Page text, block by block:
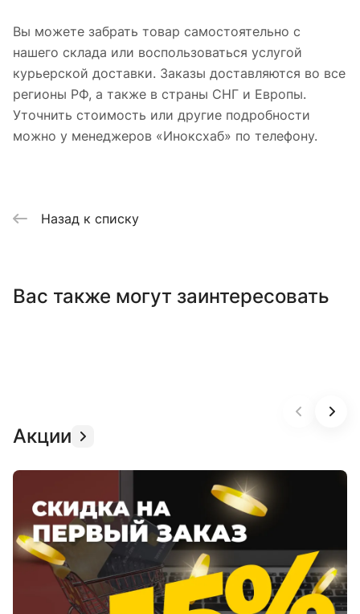
Вы можете забрать товар самостоятельно с
нашего склада или воспользоваться услугой
курьерской доставки. Заказы доставляются во все
регионы РФ, а также в страны СНГ и Европы.
Уточнить стоимость или другие подробности
можно у менеджеров «Иноксхаб» по телефону.
Назад к списку
Вас также могут заинтересовать
Акции